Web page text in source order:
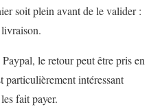
soit plein avant de le valider :
le retour peut être pris en
particulièrement intéressant
fait payer.